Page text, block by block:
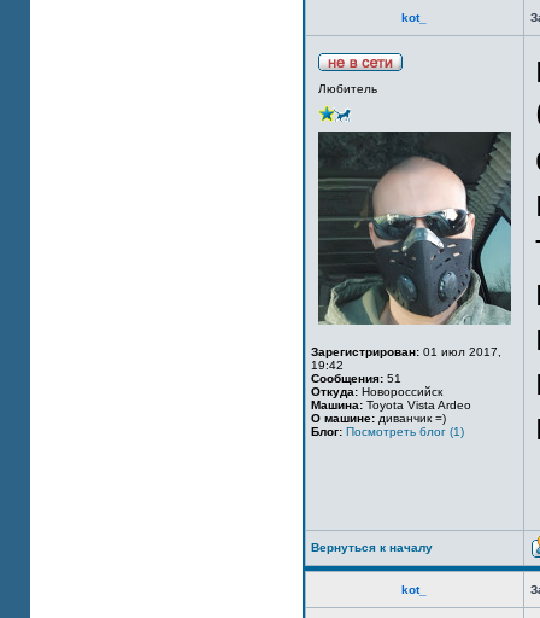
kot_
Любитель
Зарегистрирован: 01 июл 2017,
19:42
Сообщения: 51
Откуда: Новороссийск
Машина: Toyota Vista Ardeo
О машине: диванчик =)
Блог: Посмотреть блог (1)
Вернуться к началу
kot_